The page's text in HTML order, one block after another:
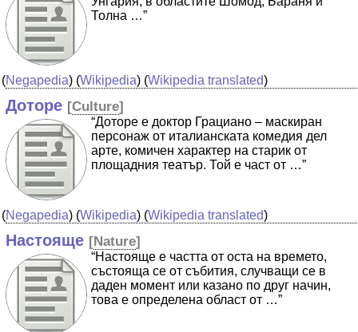
Толна …”
(Negapedia) (Wikipedia) (Wikipedia translated)
Доторе [Culture]
“Доторе е доктор Грациано – маскиран
персонаж от италианската комедия дел
арте, комичен характер на старик от
площадния театър. Той е част от …”
(Negapedia) (Wikipedia) (Wikipedia translated)
Настояще [Nature]
“Настояще e частта от оста на времето,
състояща се от събития, случващи се в
даден момент или казано по друг начин,
това е определена област от …”